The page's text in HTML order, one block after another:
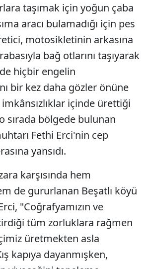
taşımak için yoğun çaba
aracı bulamadığı için pes
motosikletinin arkasına
bağ otlarını taşıyarak
hiçbir engelin
bir kez daha gözler önüne
içinde ürettiği
sırada bölgede bulunan
Fethi Erci'nin cep
yansıdı.
karşısında hem
de gururlanan Beşatlı köyü
"Coğrafyamızın ve
tüm zorluklara rağmen
üretmekten asla
kapıya dayanmışken,